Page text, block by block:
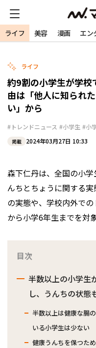
ライフ 美容 漫画 エン
ライフ
約9割の小学生が学校
由は「他人に知られ
い」から
#トレンドニュース #小学生 #小
掲載 2024年03月27日 10:33
森下仁丹は、全国の小
んちとちょうに関する
の実態や、学校内外で
から小学6年生までを対
目次
半数以上の小学生
し、うんちの状態
半数以上は健康な腸
いる小学生は少ない
健康うんちを保つた